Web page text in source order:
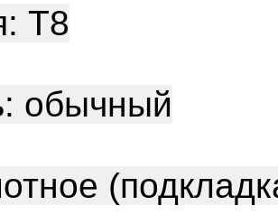
Т8
обычный